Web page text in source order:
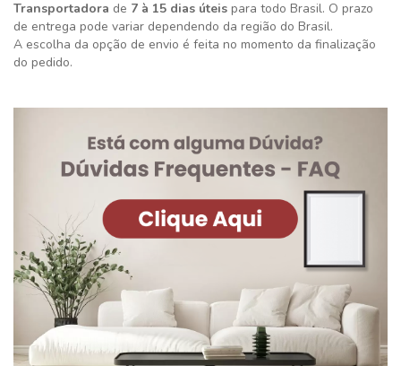
Transportadora de 7 à 15 dias úteis para todo Brasil. O prazo
de entrega pode variar dependendo da região do Brasil.
A escolha da opção de envio é feita no momento da finalização
do pedido.